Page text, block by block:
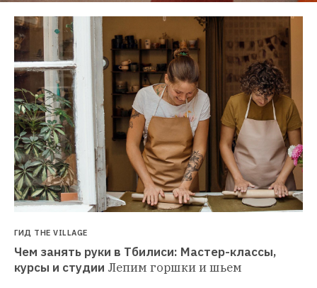
ГИД THE VILLAGE
Чем занять руки в Тбилиси: Мастер-классы,
курсы и студии Лепим горшки и шьем